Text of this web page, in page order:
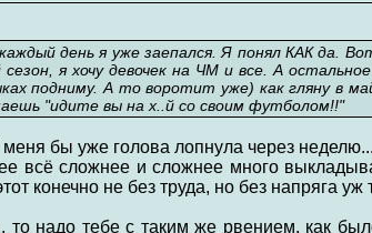
день я уже заепался. Я понял КАК да.
я хочу девочек на ЧМ и все. А
подниму. А то воротит уже) как гляну в
"идите вы на х..й со своим футболом!!"
бы уже голова лопнула через
всё сложнее и сложнее много
конечно не без труда, но без напряга уж
надо тебе с таким же рвением, как